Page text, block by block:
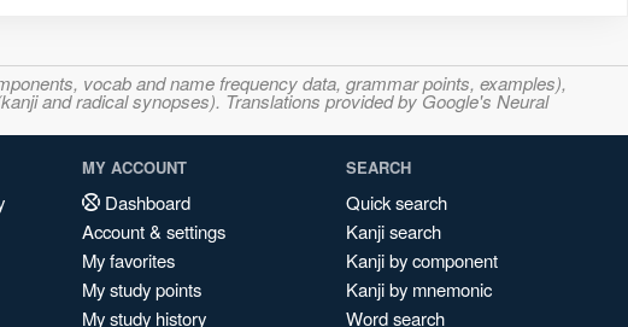
vocab and name frequency data, grammar points, examples),
and radical synopses). Translations provided by Google's Neural
MY ACCOUNT
Dashboard
Account & settings
My favorites
My study points
My study history
SEARCH
Quick search
Kanji search
Kanji by component
Kanji by mnemonic
Word search